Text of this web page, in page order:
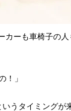
カーも車椅子の
！」
うタイミングが